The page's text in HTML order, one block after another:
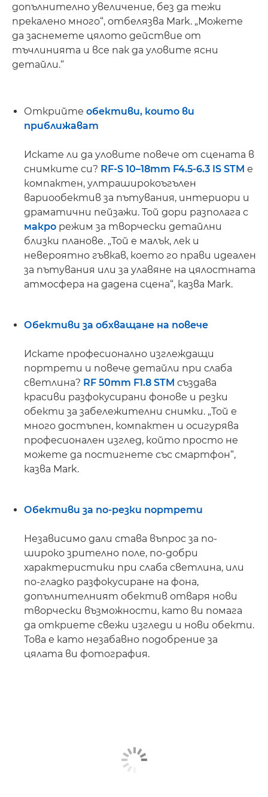
допълнително увеличение, без да тежи
прекалено много“, отбелязва Mark. „Можете
да заснемете цялото действие от
тъчлинията и все пак да уловите ясни
детайли.“
Открийте обективи, които ви
приближават
Искате ли да уловите повече от сцената в
снимките си? RF-S 10–18mm F4.5-6.3 IS STM е
компактен, ултраширокоъгълен
вариообектив за пътувания, интериори и
драматични пейзажи. Той дори разполага с
макро режим за творчески детайлни
близки планове. „Той е малък, лек и
невероятно гъвкав, което го прави идеален
за пътувания или за улавяне на цялостната
атмосфера на дадена сцена“, казва Mark.
Обективи за обхващане на повече
Искате професионално изглеждащи
портрети и повече детайли при слаба
светлина? RF 50mm F1.8 STM създава
красиви разфокусирани фонове и резки
обекти за забележителни снимки. „Той е
много достъпен, компактен и осигурява
професионален изглед, който просто не
можете да постигнете със смартфон“,
казва Mark.
Обективи за по-резки портрети
Независимо дали става въпрос за по-
широко зрително поле, по-добри
характеристики при слаба светлина, или
по-гладко разфокусиране на фона,
допълнителният обектив отваря нови
творчески възможности, като ви помага
да откриете свежи изгледи и нови обекти.
Това е като незабавно подобрение за
цялата ви фотография.